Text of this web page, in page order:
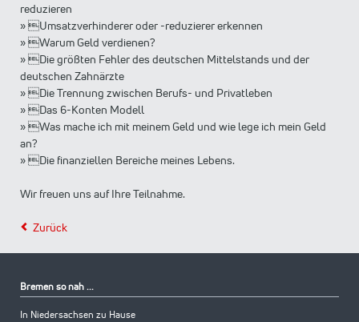
reduzieren
» Umsatzverhinderer oder -reduzierer erkennen
» Warum Geld verdienen?
» Die größten Fehler des deutschen Mittelstands und der
deutschen Zahnärzte
» Die Trennung zwischen Berufs- und Privatleben
» Das 6-Konten Modell
» Was mache ich mit meinem Geld und wie lege ich mein Geld
an?
» Die finanziellen Bereiche meines Lebens.
Wir freuen uns auf Ihre Teilnahme.
Zurück
Bremen so nah ...
In Niedersachsen zu Hause